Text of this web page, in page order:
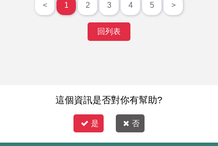
< 1 2 3 4 5 >
回列表
這個資訊是否對你有幫助?
是 否